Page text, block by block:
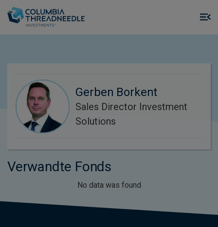
Gerben Borkent
Sales Director Investment
Solutions
Verwandte Fonds
No data was found